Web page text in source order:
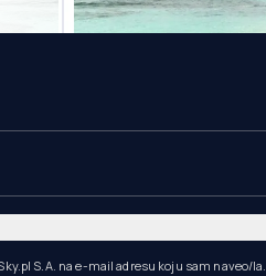
S.A. na e-mail adresu koju sam naveo/la.